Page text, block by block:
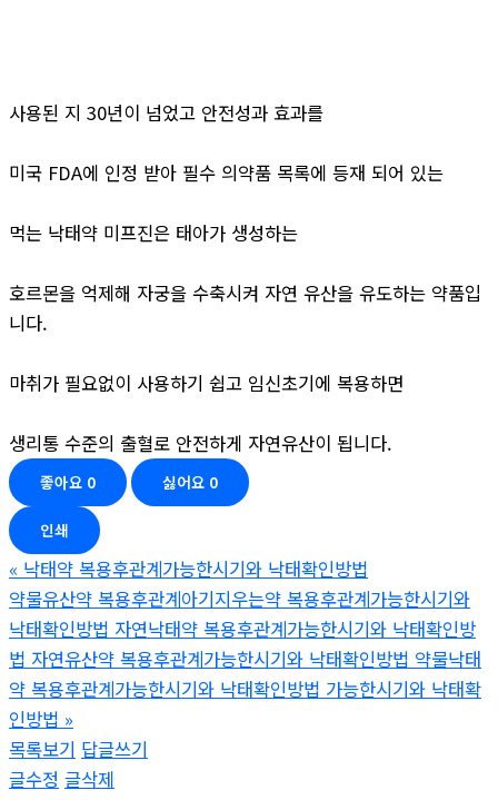
사용된 지 30년이 넘었고 안전성과 효과를
미국 FDA에 인정 받아 필수 의약품 목록에 등재 되어 있는
먹는 낙태약 미프진은 태아가 생성하는
호르몬을 억제해 자궁을 수축시켜 자연 유산을 유도하는 약품입
니다.
마취가 필요없이 사용하기 쉽고 임신초기에 복용하면
생리통 수준의 출혈로 안전하게 자연유산이 됩니다.
좋아요 0 싫어요 0
인쇄
« 낙태약 복용후관계가능한시기와 낙태확인방법
약물유산약 복용후관계아기지우는약 복용후관계가능한시기와
낙태확인방법 자연낙태약 복용후관계가능한시기와 낙태확인방
법 자연유산약 복용후관계가능한시기와 낙태확인방법 약물낙태
약 복용후관계가능한시기와 낙태확인방법 가능한시기와 낙태확
인방법 »
목록보기 답글쓰기
글수정 글삭제